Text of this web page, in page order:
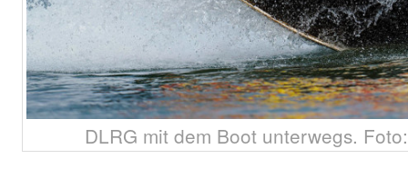
DLRG mit dem Boot unterwegs.